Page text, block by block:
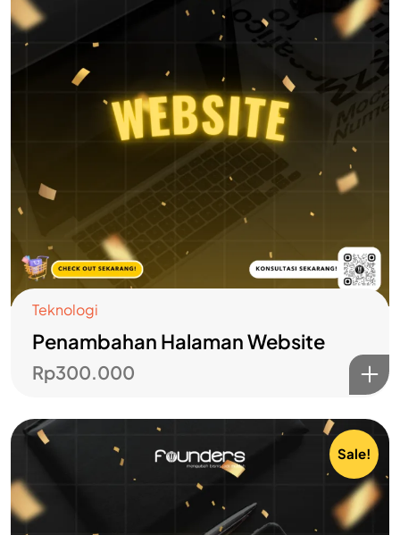
Teknologi
Penambahan Halaman Website
Rp300.000
Sale!